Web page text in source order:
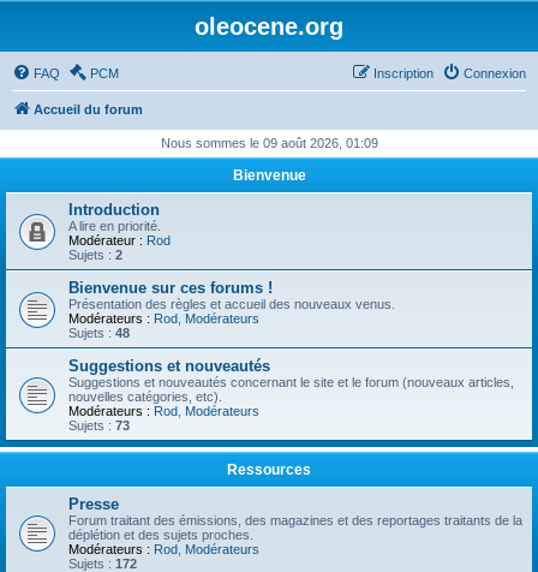
oleocene.org
FAQ PCM Connexion
Inscription
Accueil du forum
Nous sommes le 09 août 2026, 01:09
Bienvenue
Introduction
A lire en priorité.
Modérateur : Rod
Sujets : 2
Bienvenue sur ces forums !
Présentation des règles et accueil des nouveaux venus.
Modérateurs : Rod Modérateurs
Sujets : 48
Suggestions et nouveautés
Suggestions et nouveautés concernant le site et le forum (nouveaux articles,
nouvelles catégories, etc).
Modérateurs : Rod Modérateurs
Sujets : 73
Ressources
Presse
Forum traitant des émissions, des magazines et des reportages traitants de la
déplétion et des sujets proches.
Modérateurs : Rod Modérateurs
Sujets : 172